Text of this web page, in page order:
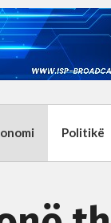
Politikë